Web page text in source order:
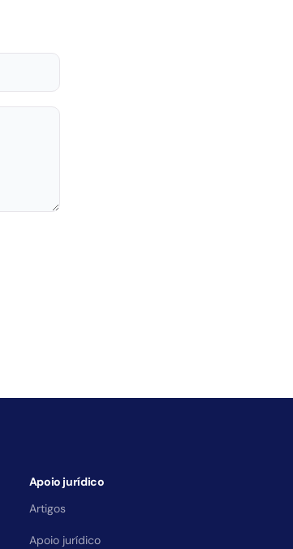
Apoio jurídico
Artigos
Apoio jurídico